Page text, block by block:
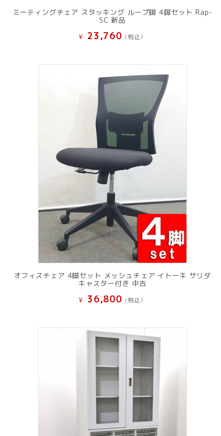
ミーティングチェア スタッキング ループ脚 4脚セット Rap-
SC 新品
¥ 23,760 (税込）
オフィスチェア 4脚セット メッシュチェア イトーキ サリダ
キャスター付き 中古
¥ 36,800 (税込）